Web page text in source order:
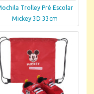
Trolley Pré Escolar
Mickey 3D 33cm